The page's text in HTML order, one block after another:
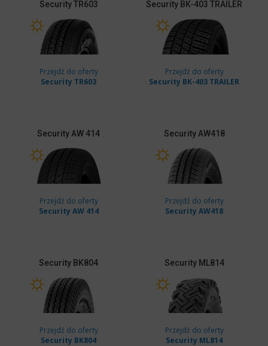
SecurityTR603
Przejdź do oferty
Security TR603
Security BK-403 TRAILER
Przejdź do oferty
Security BK-403 TRAILER
Security AW 414
Przejdź do oferty
Security AW 414
SecurityAW418
Przejdź do oferty
Security AW418
Security BK804
Przejdź do oferty
Security BK804
SecurityML814
Przejdź do oferty
Security ML814